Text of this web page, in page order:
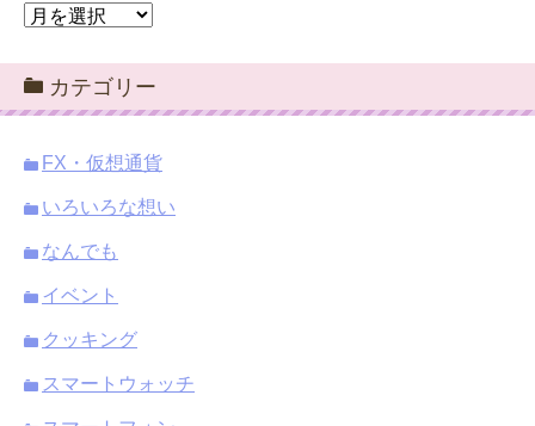
ア
カ
イ
ブ
カテゴリー
FX・仮想通貨
いろいろな想い
なんでも
イベント
クッキング
スマートウォッチ